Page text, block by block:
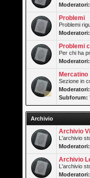
Moderatori:
Problemi
Problemi
Moderatori:
Problemi
Per chi ha
Moderatori:
Mercatino
Sezione in
Moderatori:
Subforum:
Archivio
Archivio
L'archivio
Moderatori:
Archivio
L'archivio
Moderatori: